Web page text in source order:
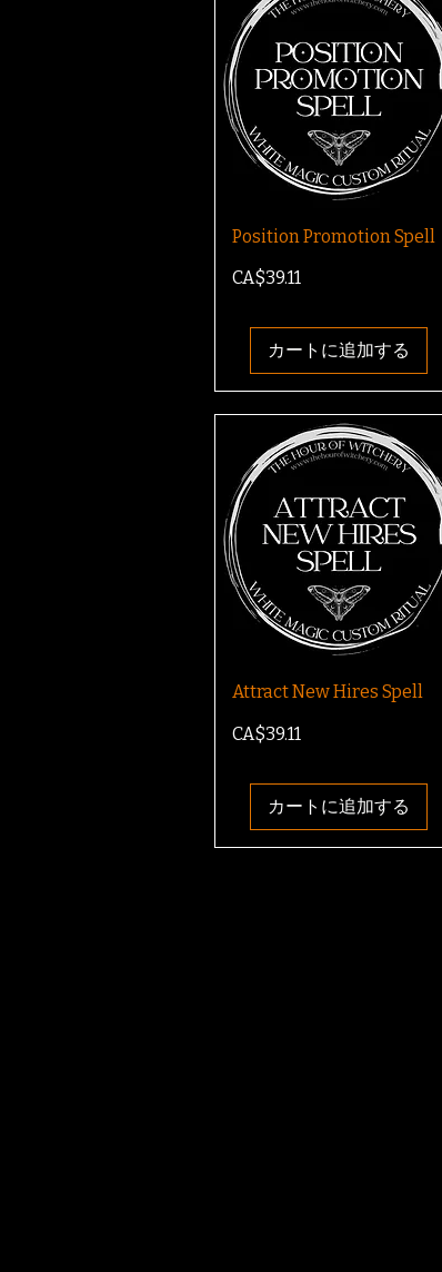
Position Promotion Spell
価格
CA$39.11
カートに追加する
Attract New Hires Spell
価格
CA$39.11
カートに追加する